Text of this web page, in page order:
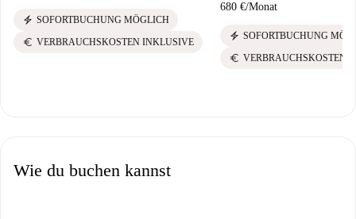
electric_bolt SOFORTBUCHUNG MÖGLICH
euro VERBRAUCHSKOSTEN INKLUSIVE
680 €/Monat
electric_bolt SOFORTBUCHUNG
euro VERBRAUCHSKOSTEN
Wie du buchen kannst